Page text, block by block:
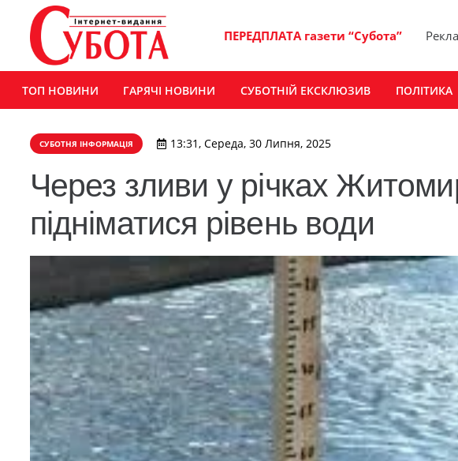
ПЕРЕДПЛАТА газети “Субота”
ТОП НОВИНИ ГАРЯЧІ НОВИНИ СУБОТНІЙ ЕКСКЛЮЗИВ ПОЛІТИКА
СУБОТНЯ ІНФОРМАЦІЯ 13:31, Середа, 30 Липня, 2025
Через зливи у річках
підніматися рівень води